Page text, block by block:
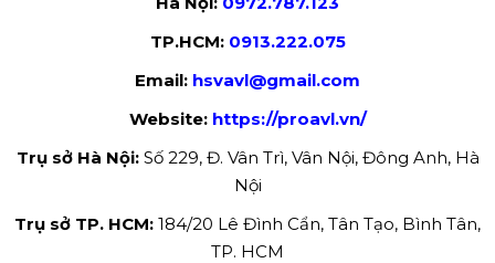
TP.HCM: 0913.222.075
Email: hsvavl@gmail.com
Website: https://proavl.vn/
Trụ sở Hà Nội:Số 229, Đ. Vân Trì, Vân Nội, Đông Anh, Hà
Nội
Trụ sở TP. HCM: 184/20 Lê Đình Cẩn, Tân Tạo, Bình Tân,
TP. HCM